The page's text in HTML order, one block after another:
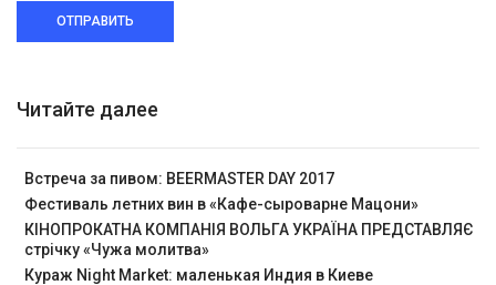
ОТПРАВИТЬ
Читайте далее
Встреча за пивом: BEERMASTER DAY 2017
Фестиваль летних вин в «Кафе-сыроварне Мацони»
КІНОПРОКАТНА КОМПАНІЯ ВОЛЬГА УКРАЇНА ПРЕДСТАВЛЯЄ
стрічку «Чужа молитва»
Кураж Night Market: маленькая Индия в Киеве